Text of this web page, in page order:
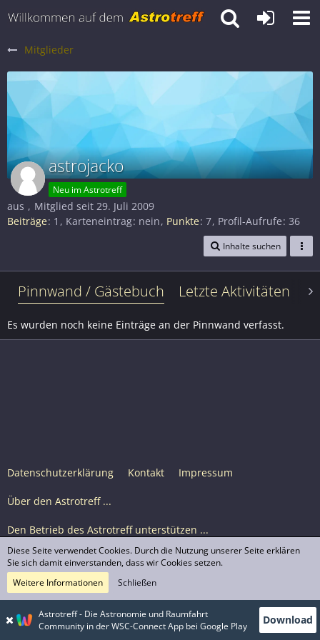
Mitglieder
astrojacko
Neu im Astrotreff
aus
Mitglied seit 29. Juli 2009
Beiträge 1 Karteneintrag nein Punkte 7 Profil-Aufrufe 36
Inhalte suchen
Pinnwand / Gästebuch Letzte Aktivitäten
Es wurden noch keine Einträge an der Pinnwand verfasst.
Datenschutzerklärung Kontakt Impressum
Über den Astrotreff ...
Den Betrieb des Astrotreff unterstützen ...
Nutzungsbedingungen
© Astrotreff 2001-2026, lizenziert unter CC BY-SA,
sofern für einzelne Inhalte nicht anders angegeben
Astrotreff - Die Astronomie und Raumfahrt
Community in der WSC-Connect App bei Google Play
Download
Diese Seite verwendet Cookies. Durch die Nutzung unserer Seite erklären
Sie sich damit einverstanden, dass wir Cookies setzen.
Weitere Informationen
Schließen